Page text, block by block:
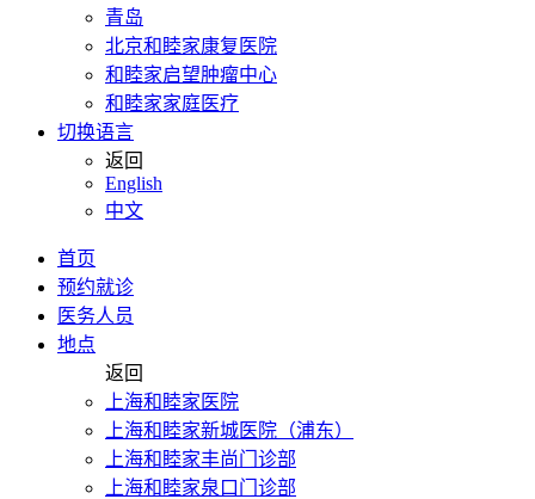
青岛
北京和睦家康复医院
和睦家启望肿瘤中心
和睦家家庭医疗
切换语言
返回
English
中文
首页
预约就诊
医务人员
地点
返回
上海和睦家医院
上海和睦家新城医院（浦东）
上海和睦家丰尚门诊部
上海和睦家泉口门诊部